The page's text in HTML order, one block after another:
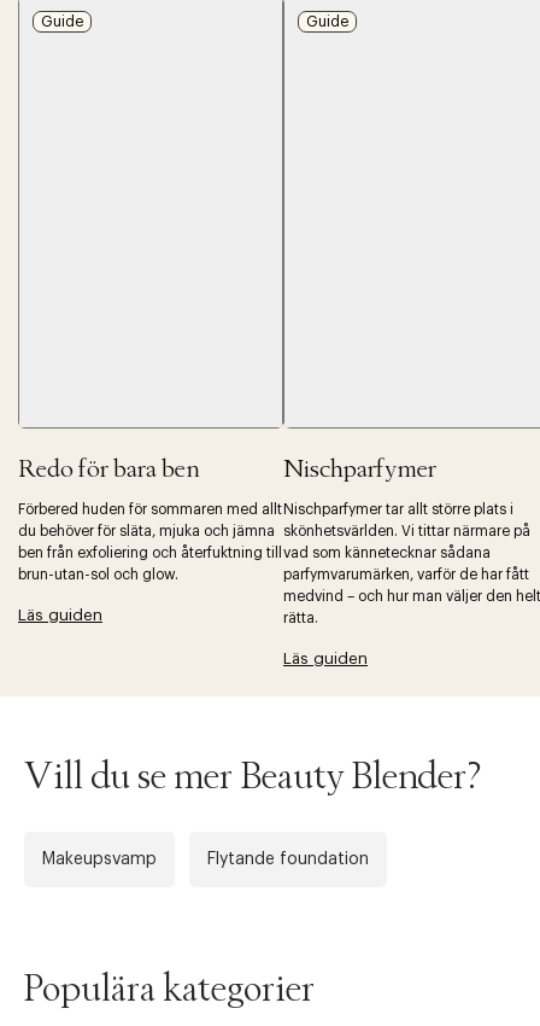
Guide
Redo för bara ben
Förbered huden för sommaren med allt
du behöver för släta, mjuka och jämna
ben från exfoliering och återfuktning till
brun-utan-sol och glow.
Läs guiden
Guide
Nischparfymer
Nischparfymer tar allt större plats i
skönhetsvärlden. Vi tittar närmare på
vad som kännetecknar sådana
parfymvarumärken, varför de har fått
medvind – och hur man väljer den helt
rätta.
Läs guiden
Tidigare
Vill du se mer Beauty Blender?
Makeupsvamp Flytande foundation
Populära kategorier